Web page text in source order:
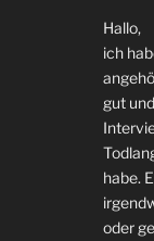
Hallo,
ich
gut
habe.
oder